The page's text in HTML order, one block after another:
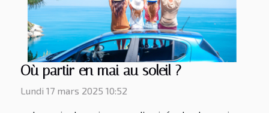
Où partir en mai au soleil ?
Lundi 17 mars 2025 10:52